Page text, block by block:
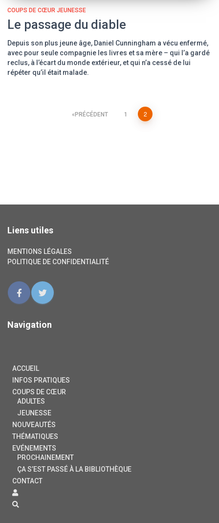
COUPS DE CŒUR JEUNESSE
Le passage du diable
Depuis son plus jeune âge, Daniel Cunningham a vécu enfermé,
avec pour seule compagnie les livres et sa mère – qui l’a gardé
reclus, à l’écart du monde extérieur, et qui n’a cessé de lui
répéter qu’il était malade.
PRÉCÉDENT 1 2
Liens utiles
MENTIONS LÉGALES
POLITIQUE DE CONFIDENTIALITÉ
Navigation
ACCUEIL
INFOS PRATIQUES
COUPS DE CŒUR
ADULTES
JEUNESSE
NOUVEAUTÉS
THÉMATIQUES
EVÉNEMENTS
PROCHAINEMENT
ÇA S’EST PASSÉ À LA BIBLIOTHÈQUE
CONTACT